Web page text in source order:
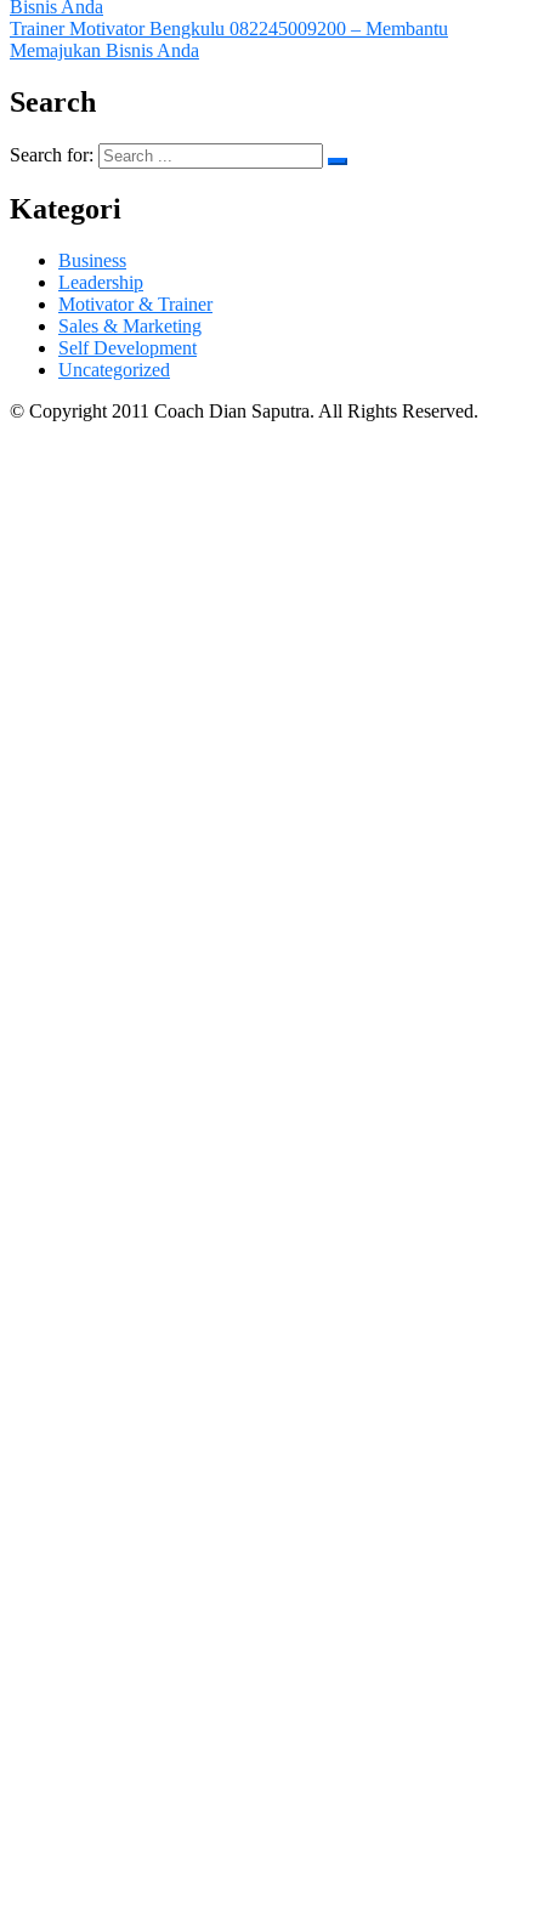
Bisnis Anda
Trainer Motivator Bengkulu 082245009200 – Membantu
Memajukan Bisnis Anda
Search
Search for:
Kategori
Business
Leadership
Motivator & Trainer
Sales & Marketing
Self Development
Uncategorized
© Copyright 2011 Coach Dian Saputra. All Rights Reserved.